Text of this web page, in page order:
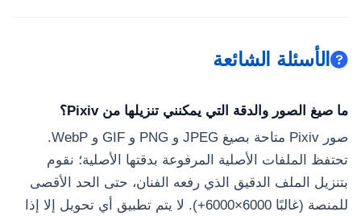
الأسئلة الشائعة
ما صيغ الصور والدقة التي يمكنني تنزيلها من Pixiv؟
صور Pixiv متاحة بصيغ JPEG و PNG و GIF و WebP.
تحتفظ الملفات الأصلية المرفوعة بدقتها الأصلية؛ نقوم
بتنزيل الملف الدقيق الذي رفعه الفنان، حتى الحد الأقصى
للمنصة (غالبًا 6000×6000+). لا يتم تطبيق أي تحويل إلا إذا